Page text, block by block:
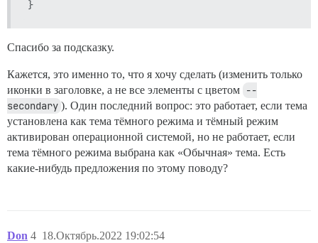
Спасибо за подсказку.
Кажется, это именно то, что я хочу сделать (изменить только
иконки в заголовке, а не все элементы с цветом --
secondary ). Один последний вопрос: это работает, если тема
установлена как тема тёмного режима и тёмный режим
активирован операционной системой, но не работает, если
тема тёмного режима выбрана как «Обычная» тема. Есть
какие-нибудь предложения по этому поводу?
Don 18.Октябрь.2022 19:02:54
4